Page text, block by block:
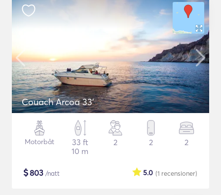
Couach Arcoa 33'
Motorbåt
33 ft
10 m
2 2 2
$803 /natt (1 recensioner)
5.0